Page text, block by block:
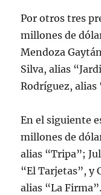
Por otros tres
millones de
Mendoza
Silva, alias
Rodríguez, alias
En el siguiente
millones de
alias “Tripa”;
“El Tarjetas”, y
alias “La